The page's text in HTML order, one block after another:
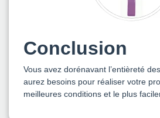
Conclusion
Vous avez dorénavant l’entièreté
aurez besoins pour réaliser votre
meilleures conditions et le plus